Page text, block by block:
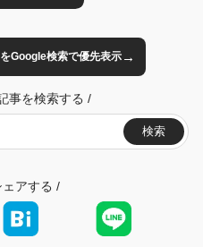
Google検索で優先表示→
事を検索する /
検索
アする /